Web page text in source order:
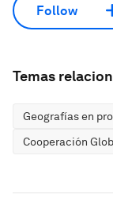
Follow
Temas
Geografías en
Cooperación